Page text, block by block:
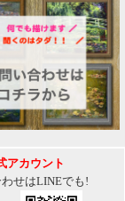
アカウント
せはLINEでも!